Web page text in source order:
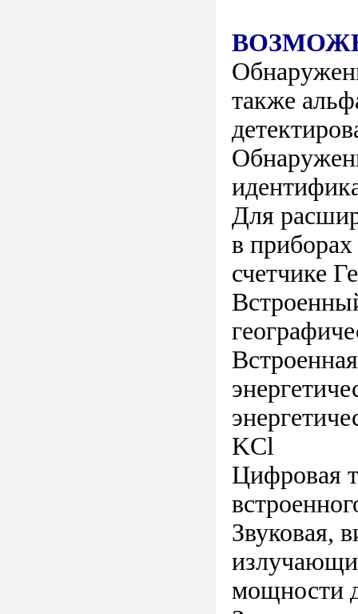
также
Для
в
счетчике
KСl
Цифровая
Звуковая,
мощности